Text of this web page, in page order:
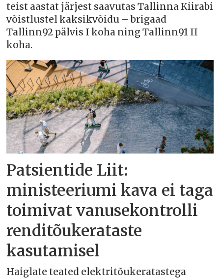
teist aastat järjest saavutas Tallinna Kiirabi
võistlustel kaksikvõidu – brigaad
Tallinn92 pälvis I koha ning Tallinn91 II
koha.
Patsientide Liit:
ministeeriumi kava ei taga
toimivat vanusekontrolli
renditõukerataste
kasutamisel
Haiglate teated elektritõukeratastega